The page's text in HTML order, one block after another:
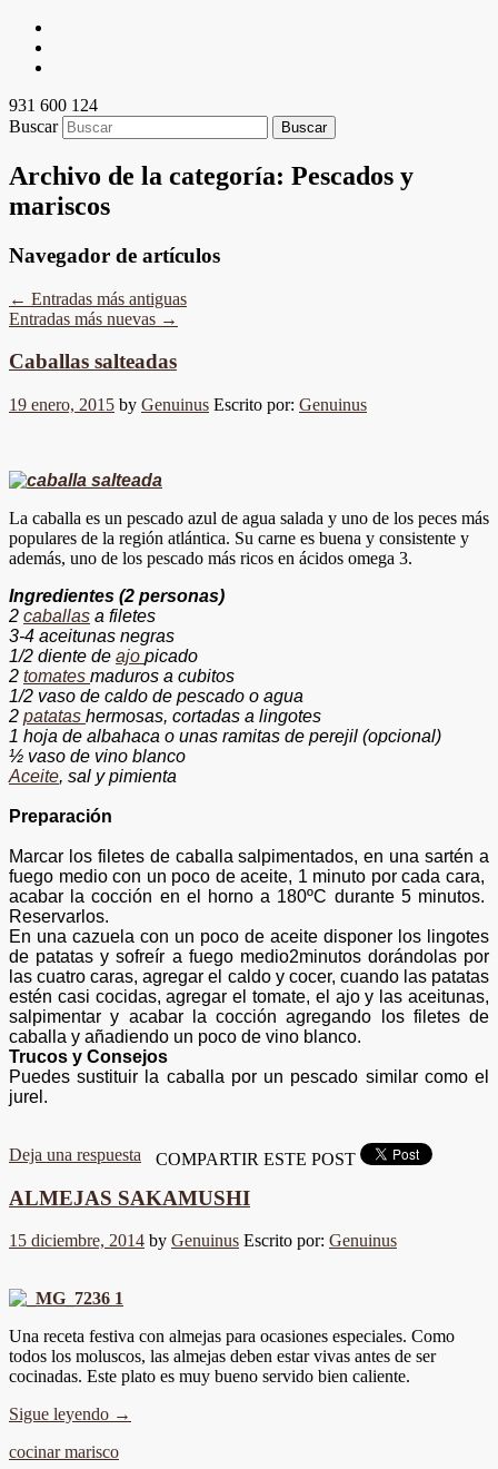
931 600 124
Buscar
Archivo de la categoría: Pescados y
mariscos
Navegador de artículos
← Entradas más antiguas
Entradas más nuevas →
Caballas salteadas
19 enero, 2015 by Genuinus Escrito por: Genuinus
La caballa es un pescado azul de agua salada y uno de los peces más
populares de la región atlántica. Su carne es buena y consistente y
además, uno de los pescado más ricos en ácidos omega 3.
Ingredientes (2 personas)
2 caballas a filetes
3-4 aceitunas negras
1/2 diente de ajo picado
2 tomates maduros a cubitos
1/2 vaso de caldo de pescado o agua
2 patatas hermosas, cortadas a lingotes
1 hoja de albahaca o unas ramitas de perejil (opcional)
½ vaso de vino blanco
Aceite, sal ypimienta
Preparación
Marcar los filetes de caballasalpimentados,en una sartén a
fuego medio con un poco de aceite, 1 minuto por cada cara,
acabar la cocción en el horno a 180ºC durante 5 minutos.
Reservarlos.
En una cazuela con un poco de aceite disponer los lingotes
de patatas y sofreír a fuego medio2minutos dorándolas por
las cuatro caras, agregar el caldo y cocer, cuando las patatas
estén casi cocidas, agregar el tomate, el ajo y las aceitunas,
salpimentar y acabar la cocción agregando los filetes de
caballa y añadiendo un poco de vino blanco.
Trucos y Consejos
Puedes sustituir la caballa por un pescado similar como el
jurel.
Deja una respuesta COMPARTIR ESTE POST
ALMEJAS SAKAMUSHI
15 diciembre, 2014 by Genuinus Escrito por: Genuinus
Una receta festiva con almejas para ocasiones especiales. Como
todos los moluscos, las almejas deben estar vivas antes de ser
cocinadas. Este plato es muy bueno servido bien caliente.
Sigue leyendo →
cocinar marisco